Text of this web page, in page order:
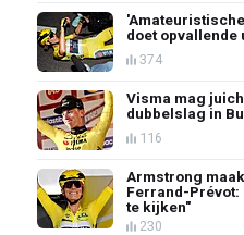
doet opvallende
374
Visma mag
dubbelslag in
116
Armstrong
Ferrand-
te kijken"
230